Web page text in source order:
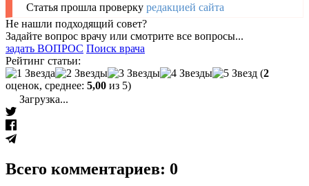
Статья прошла проверку редакцией сайта
Не нашли подходящий совет?
Задайте вопрос врачу или смотрите все вопросы...
задать ВОПРОС Поиск врача
Рейтинг статьи:
(2
оценок, среднее: 5,00 из 5)
Загрузка...
Всего комментариев: 0